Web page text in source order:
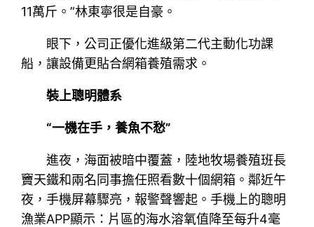
11萬斤。”林東寧很是自豪。
眼下，公司正優化進級第二代主動化功課
船，讓設備更貼合網箱養殖需求。
裝上聰明體系
“一機在手，養魚不愁”
進夜，海面被暗中覆蓋，陸地牧場養殖班長
竇天鐵和兩名同事擔任照看數十個網箱。鄰近午
夜，手機屏幕驟亮，報警聲響起。手機上的聰明
漁業APP顯示：片區的海水溶氧值降至每升4毫